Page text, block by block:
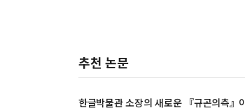
추천 논문
한글박물관 소장의 새로운 『규곤의측』